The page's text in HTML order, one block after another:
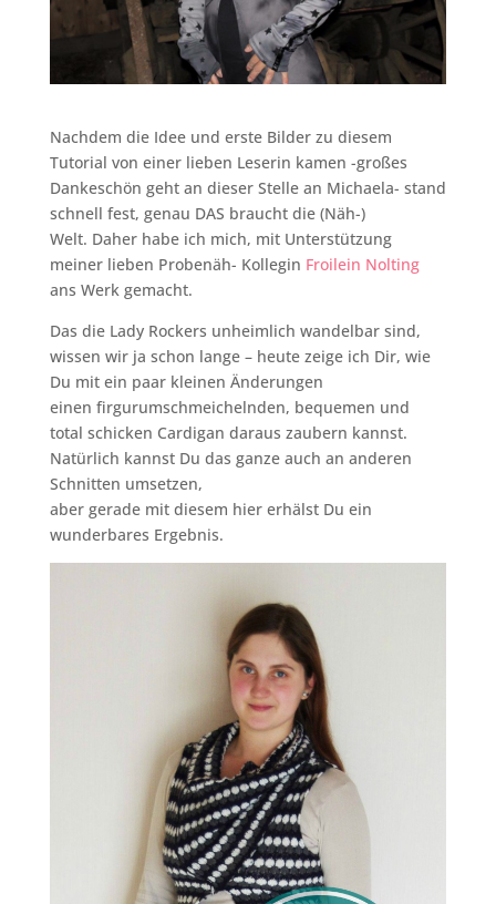
Nachdem die Idee und erste Bilder zu diesem
Tutorial von einer lieben Leserin kamen -großes
Dankeschön geht an dieser Stelle an Michaela- stand
schnell fest, genau DAS braucht die (Näh-)
Welt. Daher habe ich mich, mit Unterstützung
meiner lieben Probenäh- Kollegin Froilein Nolting
ans Werk gemacht.
Das die Lady Rockers unheimlich wandelbar sind,
wissen wir ja schon lange – heute zeige ich Dir, wie
Du mit ein paar kleinen Änderungen
einen firgurumschmeichelnden, bequemen und
total schicken Cardigan daraus zaubern kannst.
Natürlich kannst Du das ganze auch an anderen
Schnitten umsetzen,
aber gerade mit diesem hier erhälst Du ein
wunderbares Ergebnis.